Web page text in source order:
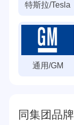
特斯拉/Tesla
通用/GM
同集团品牌